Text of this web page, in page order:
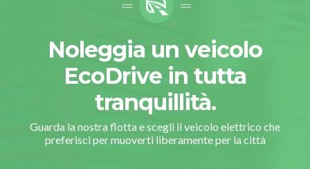
Noleggia un veicolo
EcoDrive in tutta
tranquillità.
Guarda la nostra flotta e scegli il veicolo elettrico che
preferisci per muoverti liberamente per la città